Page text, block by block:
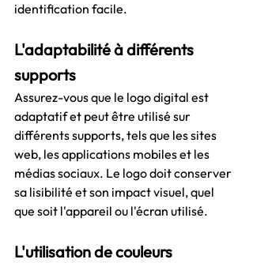
identification facile.
L'adaptabilité à différents
supports
Assurez-vous que le logo digital est
adaptatif et peut être utilisé sur
différents supports, tels que les sites
web, les applications mobiles et les
médias sociaux. Le logo doit conserver
sa lisibilité et son impact visuel, quel
que soit l'appareil ou l'écran utilisé.
L'utilisation de couleurs